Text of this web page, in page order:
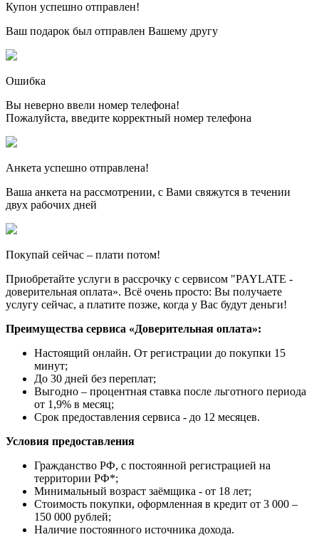
Купон успешно отправлен!
Ваш подарок был отправлен Вашему другу
Ошибка
Вы неверно ввели номер телефона!
Пожалуйста, введите корректный номер телефона
Анкета успешно отправлена!
Ваша анкета на рассмотрении, с Вами свяжутся в течении
двух рабочих дней
Покупай сейчас – плати потом!
Приобретайте услуги в рассрочку с сервисом "PAYLATE -
доверительная оплата». Всё очень просто: Вы получаете
услугу сейчас, а платите позже, когда у Вас будут деньги!
Преимущества сервиса «Доверительная оплата»:
Настоящий онлайн. От регистрации до покупки 15
минут;
До 30 дней без переплат;
Выгодно – процентная ставка после льготного периода
от 1,9% в месяц;
Срок предоставления сервиса - до 12 месяцев.
Условия предоставления
Гражданство РФ, с постоянной регистрацией на
территории РФ*;
Минимальный возраст заёмщика - от 18 лет;
Стоимость покупки, оформленная в кредит от 3 000 –
150 000 рублей;
Наличие постоянного источника дохода.